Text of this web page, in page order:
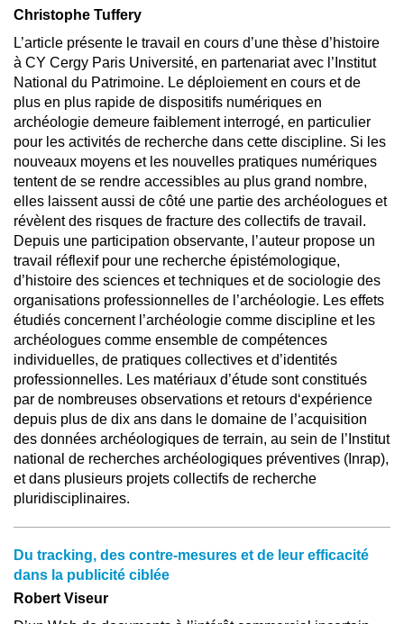
Christophe Tuffery
L’article présente le travail en cours d’une thèse d’histoire
à CY Cergy Paris Université, en partenariat avec l’Institut
National du Patrimoine. Le déploiement en cours et de
plus en plus rapide de dispositifs numériques en
archéologie demeure faiblement interrogé, en particulier
pour les activités de recherche dans cette discipline. Si les
nouveaux moyens et les nouvelles pratiques numériques
tentent de se rendre accessibles au plus grand nombre,
elles laissent aussi de côté une partie des archéologues et
révèlent des risques de fracture des collectifs de travail.
Depuis une participation observante, l’auteur propose un
travail réflexif pour une recherche épistémologique,
d’histoire des sciences et techniques et de sociologie des
organisations professionnelles de l’archéologie. Les effets
étudiés concernent l’archéologie comme discipline et les
archéologues comme ensemble de compétences
individuelles, de pratiques collectives et d’identités
professionnelles. Les matériaux d’étude sont constitués
par de nombreuses observations et retours d‘expérience
depuis plus de dix ans dans le domaine de l’acquisition
des données archéologiques de terrain, au sein de l’Institut
national de recherches archéologiques préventives (Inrap),
et dans plusieurs projets collectifs de recherche
pluridisciplinaires.
Du tracking, des contre-mesures et de leur efficacité
dans la publicité ciblée
Robert Viseur